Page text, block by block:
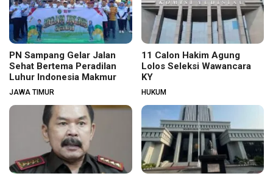
PN Sampang Gelar Jalan
Sehat Bertema Peradilan
Luhur Indonesia Makmur
JAWA TIMUR
11 Calon Hakim Agung
Lolos Seleksi Wawancara
KY
HUKUM